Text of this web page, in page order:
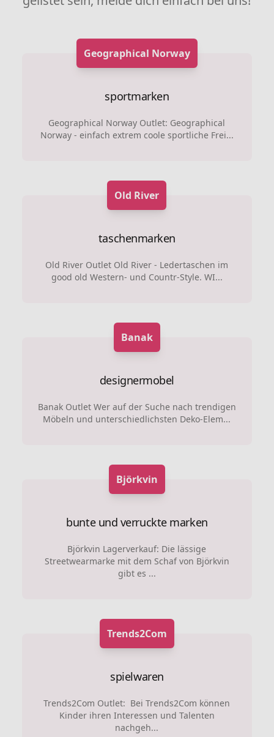
Geographical Norway
sportmarken
Geographical Norway Outlet: Geographical
Norway - einfach extrem coole sportliche Frei...
Old River
taschenmarken
Old River Outlet Old River - Ledertaschen im
good old Western- und Countr-Style. WI...
Banak
designermobel
Banak Outlet Wer auf der Suche nach trendigen
Möbeln und unterschiedlichsten Deko-Elem...
Björkvin
bunte und verruckte marken
Björkvin Lagerverkauf: Die lässige
Streetwearmarke mit dem Schaf von Björkvin
gibt es ...
Trends2Com
spielwaren
Trends2Com Outlet: Bei Trends2Com können
Kinder ihren Interessen und Talenten
nachgeh...